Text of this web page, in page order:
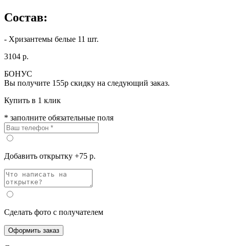
Состав:
- Хризантемы белые 11 шт.
3104 р.
БОНУС
Вы получите 155р скидку на следующий заказ.
Купить в 1 клик
* заполните обязательные поля
Добавить открытку +75 р.
Сделать фото с получателем
Оформить заказ